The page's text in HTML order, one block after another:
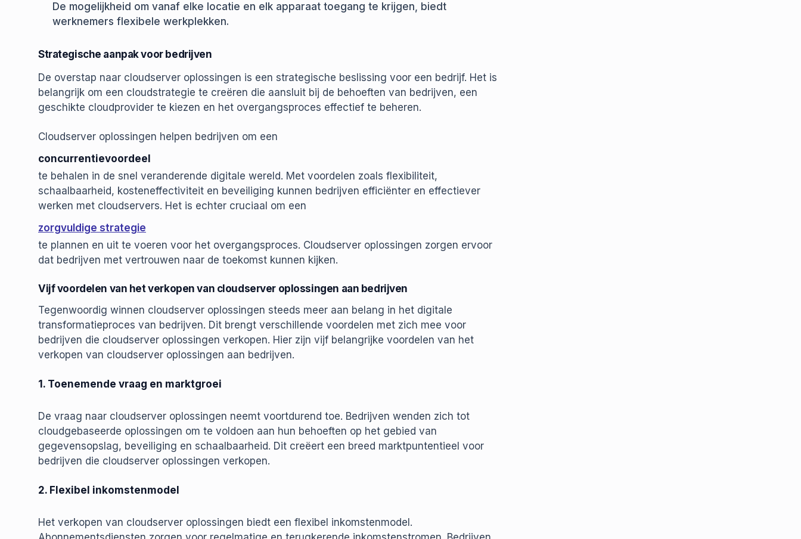
De mogelijkheid om vanaf elke locatie en elk apparaat toegang te krijgen, biedt
werknemers flexibele werkplekken.
Strategische aanpak voor bedrijven
De overstap naar cloudserver oplossingen is een strategische beslissing voor een bedrijf. Het is
belangrijk om een cloudstrategie te creëren die aansluit bij de behoeften van bedrijven, een
geschikte cloudprovider te kiezen en het overgangsproces effectief te beheren.
Cloudserver oplossingen helpen bedrijven om een
concurrentievoordeel
te behalen in de snel veranderende digitale wereld. Met voordelen zoals flexibiliteit,
schaalbaarheid, kosteneffectiviteit en beveiliging kunnen bedrijven efficiënter en effectiever
werken met cloudservers. Het is echter cruciaal om een
zorgvuldige strategie
te plannen en uit te voeren voor het overgangsproces. Cloudserver oplossingen zorgen ervoor
dat bedrijven met vertrouwen naar de toekomst kunnen kijken.
Vijf voordelen van het verkopen van cloudserver oplossingen aan bedrijven
Tegenwoordig winnen cloudserver oplossingen steeds meer aan belang in het digitale
transformatieproces van bedrijven. Dit brengt verschillende voordelen met zich mee voor
bedrijven die cloudserver oplossingen verkopen. Hier zijn vijf belangrijke voordelen van het
verkopen van cloudserver oplossingen aan bedrijven.
1. Toenemende vraag en marktgroei
De vraag naar cloudserver oplossingen neemt voortdurend toe. Bedrijven wenden zich tot
cloudgebaseerde oplossingen om te voldoen aan hun behoeften op het gebied van
gegevensopslag, beveiliging en schaalbaarheid. Dit creëert een breed marktpuntentieel voor
bedrijven die cloudserver oplossingen verkopen.
2. Flexibel inkomstenmodel
Het verkopen van cloudserver oplossingen biedt een flexibel inkomstenmodel.